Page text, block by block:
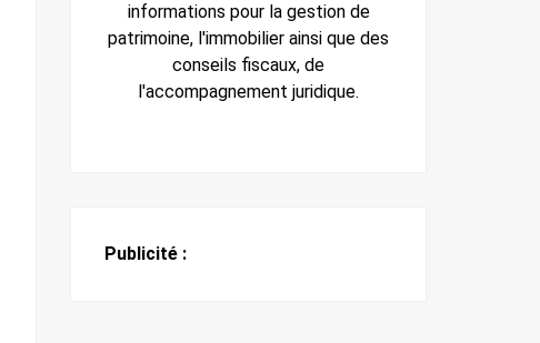
informations pour la gestion de
patrimoine, l'immobilier ainsi que des
conseils fiscaux, de
l'accompagnement juridique.
Publicité :